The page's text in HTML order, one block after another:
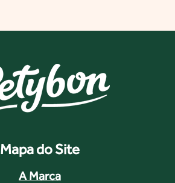
Mapa do Site
A Marca